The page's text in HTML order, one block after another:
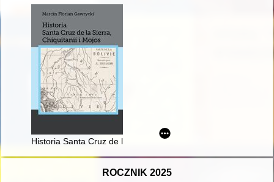
Historia Santa Cruz de la Sierra, Chiquitanii i Mojos
ROCZNIK 2025